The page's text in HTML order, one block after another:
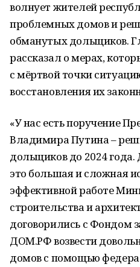
волнует жителей
проблемных домов и
обманутых дольщиков.
рассказал о мерах,
с мёртвой точки
восстановления их
«У нас есть поручение
Владимира Путина –
дольщиков до 2024
это большая и сложная
эффективной работе
строительства и
договорились с Фондом
ДОМ.РФ возвести
домов с помощью